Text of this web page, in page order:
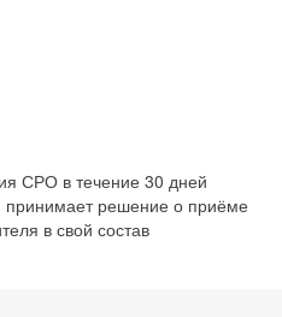
СРО в течение 30 дней
принимает решение о приёме
в свой состав